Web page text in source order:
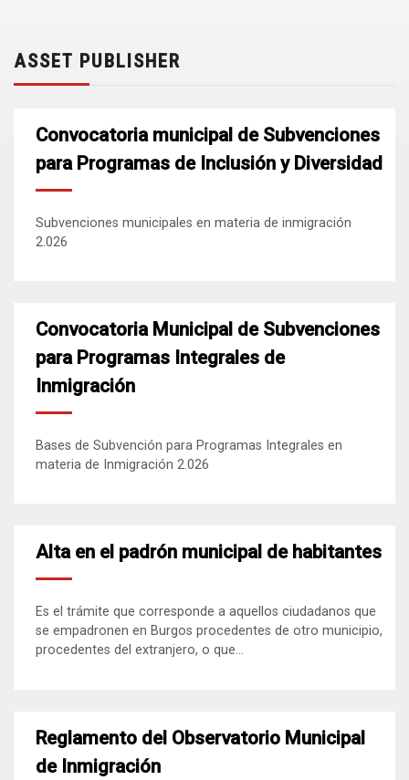
ASSET PUBLISHER
Convocatoria municipal de Subvenciones
para Programas de Inclusión y Diversidad
Subvenciones municipales en materia de inmigración
2.026
Convocatoria Municipal de Subvenciones
para Programas Integrales de
Inmigración
Bases de Subvención para Programas Integrales en
materia de Inmigración 2.026
Alta en el padrón municipal de habitantes
Es el trámite que corresponde a aquellos ciudadanos que
se empadronen en Burgos procedentes de otro municipio,
procedentes del extranjero, o que...
Reglamento del Observatorio Municipal
de Inmigración